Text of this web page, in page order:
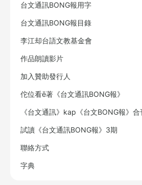
台文通訊BONG報用字
台文通訊BONG報目錄
李江却台語文教基金會
作品朗讀影片
加入贊助發行人
佗位看ē著《台文通訊BONG報》
《台文通訊》kap《台文BONG報》合
試讀《台文通訊BONG報》3期
聯絡方式
字典